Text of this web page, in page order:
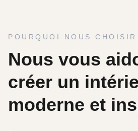
POURQUOI NOUS CHOISIR
Nous vous
créer un
moderne et